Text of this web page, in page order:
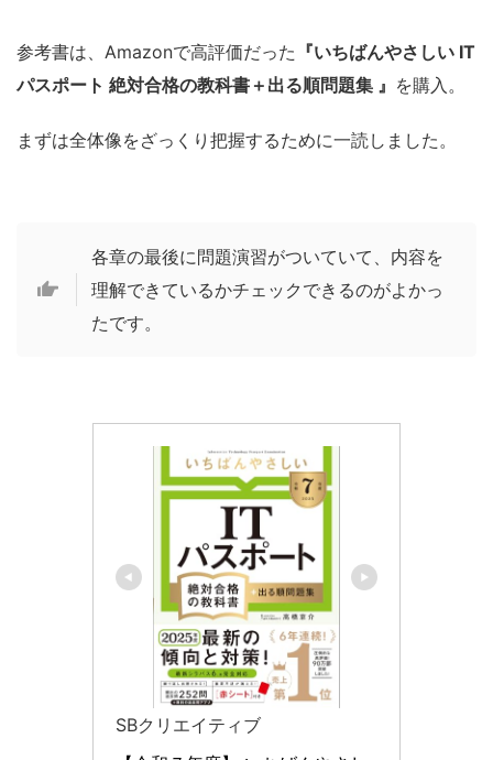
参考書は、Amazonで高評価だった 『いちばんやさしい IT
パスポート 絶対合格の教科書＋出る順問題集 』 を購入。
まずは全体像をざっくり把握するために一読しました。
各章の最後に問題演習がついていて、内容を
理解できているかチェックできるのがよかっ
たです。
SBクリエイティブ